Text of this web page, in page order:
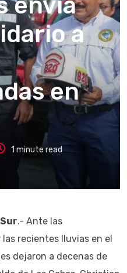
a
en
1 minute read
.- Ante las
recientes lluvias en el
dejaron a decenas de